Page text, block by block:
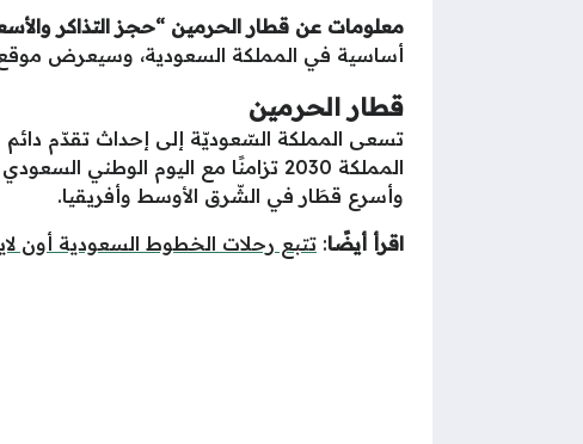
معلومات عن قطار الحرمين “حجز التذاكر
أساسية في المملكة السعودية، وسيعرض
قطار الحرمين
تسعى المملكة السّعوديّة إلى إحداث تقدّم دائم
وأسرع قطَار في الشّرق الأوسط وأفريقيا.
اقرأ أيضًا: تتبع رحلات الخطوط السعودية أون